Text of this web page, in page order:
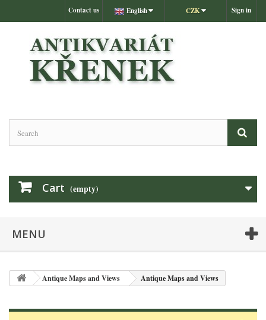
Sign in
CZK
English
Contact us
Cart (empty)
MENU
Antique Maps and Views Antique Maps and Views